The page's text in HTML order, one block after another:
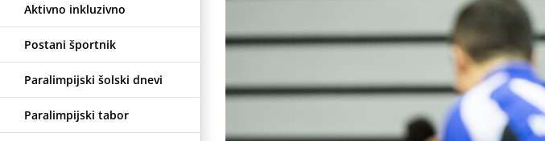
Aktivno inkluzivno
Postani športnik
Paralimpijski šolski dnevi
Paralimpijski tabor